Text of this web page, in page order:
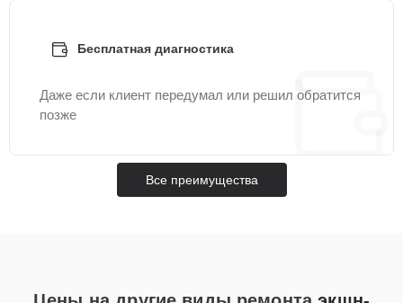
Бесплатная диагностика
Даже если клиент передумал или решил обратится
позже
Все преимущества